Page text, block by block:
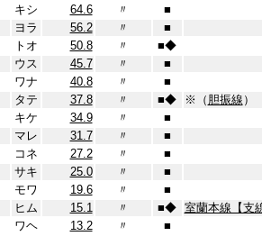
キシ 64.6 〃
■
ヨラ 56.2 〃
■
トオ 50.8 〃 ■◆
ウス 45.7 〃
■
ワナ 40.8 〃
■
タテ 37.8 〃 ■◆ ※（ 胆振線 ）
キケ 34.9 〃
■
マレ 31.7 〃
■
コネ 27.2 〃
■
サキ 25.0 〃
■
モワ 19.6 〃
■
ヒム 15.1 〃 ■◆ 室蘭本線【支
ワヘ 13.2 〃
■